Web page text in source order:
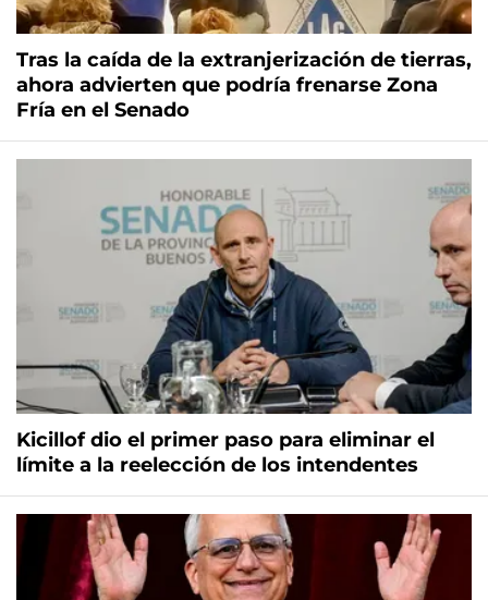
Tras la caída de la extranjerización de tierras,
ahora advierten que podría frenarse Zona
Fría en el Senado
Kicillof dio el primer paso para eliminar el
límite a la reelección de los intendentes